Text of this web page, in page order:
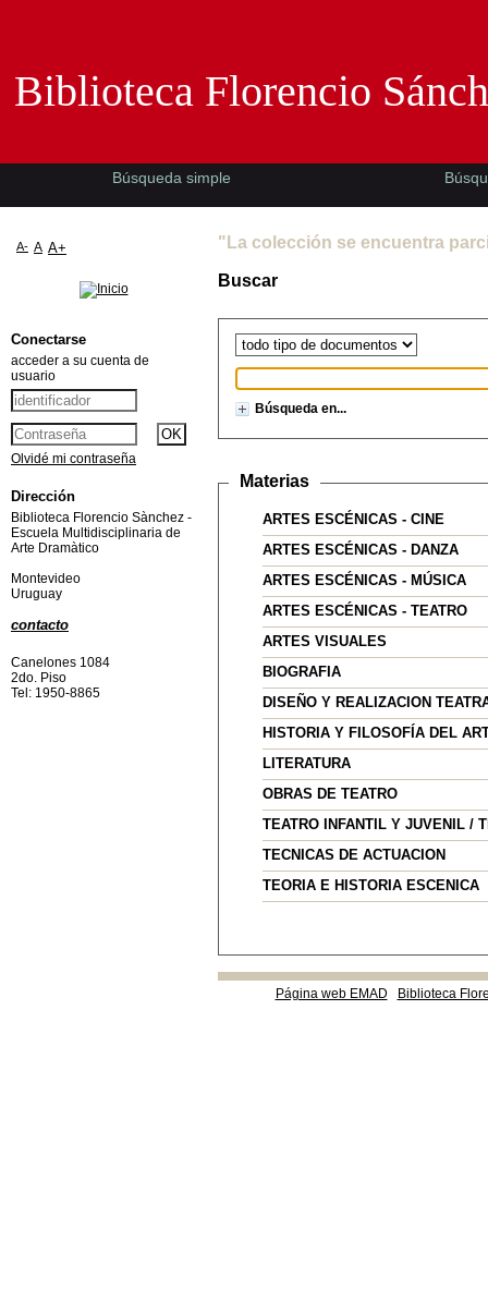
"La colección se encuentra
Buscar
Búsqueda en...
Materias
ARTES ESCÉNICAS - CINE
ARTES ESCÉNICAS - DANZA
ARTES ESCÉNICAS - MÚSICA
ARTES ESCÉNICAS - TEATRO
ARTES VISUALES
BIOGRAFIA
DISEÑO Y REALIZACION
HISTORIA Y FILOSOFÍA DEL
LITERATURA
OBRAS DE TEATRO
TEATRO INFANTIL Y JUVENIL /
TECNICAS DE ACTUACION
TEORIA E HISTORIA ESCENICA
Página web EMAD Biblioteca
Biblioteca Florencio
Búsqueda simple
A- A A+
Conectarse
acceder a su cuenta de
usuario
Olvidé mi contraseña
Dirección
Biblioteca Florencio Sànchez -
Escuela Multidisciplinaria de
Arte Dramàtico
Montevideo
Uruguay
contacto
Canelones 1084
2do. Piso
Tel: 1950-8865